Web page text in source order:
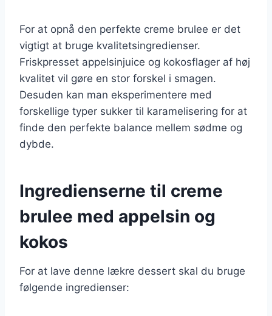
For at opnå den perfekte creme brulee er det
vigtigt at bruge kvalitetsingredienser.
Friskpresset appelsinjuice og kokosflager af høj
kvalitet vil gøre en stor forskel i smagen.
Desuden kan man eksperimentere med
forskellige typer sukker til karamelisering for at
finde den perfekte balance mellem sødme og
dybde.
Ingredienserne til creme
brulee med appelsin og
kokos
For at lave denne lækre dessert skal du bruge
følgende ingredienser: